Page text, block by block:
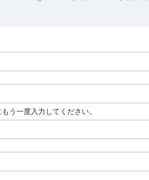
う一度入力してください。